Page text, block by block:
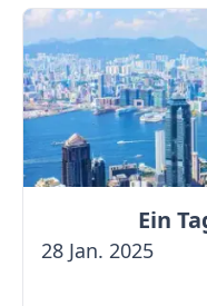
Ein
28 Jan. 2025